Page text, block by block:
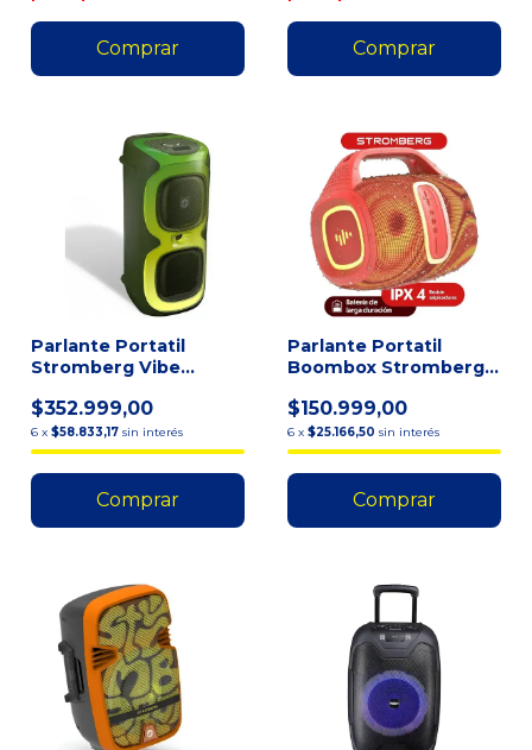
Parlante Portatil
Stromberg Vibe
Oscuro 5hs
$352.999,00
6 x $58.833,17 sin interés
Parlante Portatil
Boombox Stromberg
Fm
$150.999,00
6 x $25.166,50 sin interés